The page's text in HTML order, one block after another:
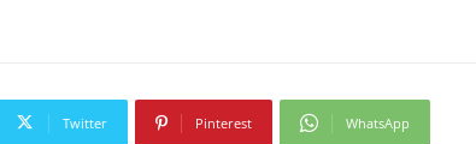
Twitter Pinterest WhatsApp